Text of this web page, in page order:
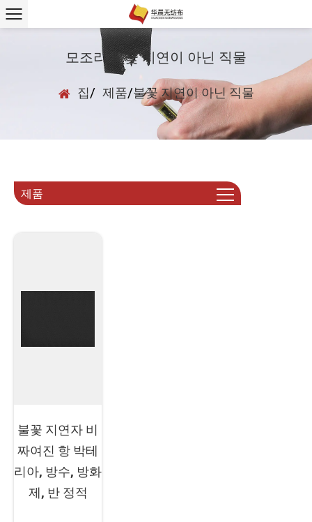
모조리 불꽃 지연이 아닌 직물
집/ 제품/불꽃 지연이 아닌 직물
제품
불꽃 지연자 비
짜여진 항 박테
리아, 방수, 방화
제, 반 정적